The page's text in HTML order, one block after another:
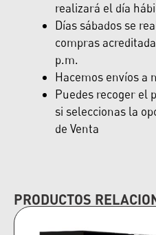
realizará el día
Días sábados se
compras
p.m.
Hacemos envíos a
Puedes recoger el
si seleccionas la
de Venta
PRODUCTOS